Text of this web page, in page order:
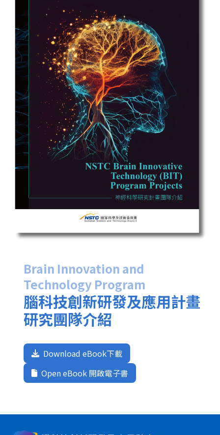
Brain Innovation and
Technology Program
腦科技創新研發及應用計畫
研究團隊介紹
Download eBook下載
Open eBook 開啟電子書